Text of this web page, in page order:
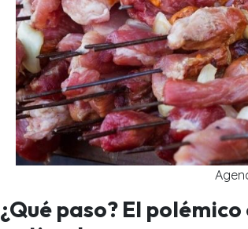
¿Qué paso? El